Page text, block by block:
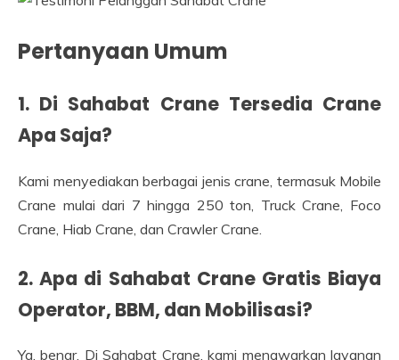
Pertanyaan Umum
1. Di Sahabat Crane Tersedia Crane
Apa Saja?
Kami menyediakan berbagai jenis crane, termasuk Mobile
Crane mulai dari 7 hingga 250 ton, Truck Crane, Foco
Crane, Hiab Crane, dan Crawler Crane.
2. Apa di Sahabat Crane Gratis Biaya
Operator, BBM, dan Mobilisasi?
Ya, benar. Di Sahabat Crane, kami menawarkan layanan